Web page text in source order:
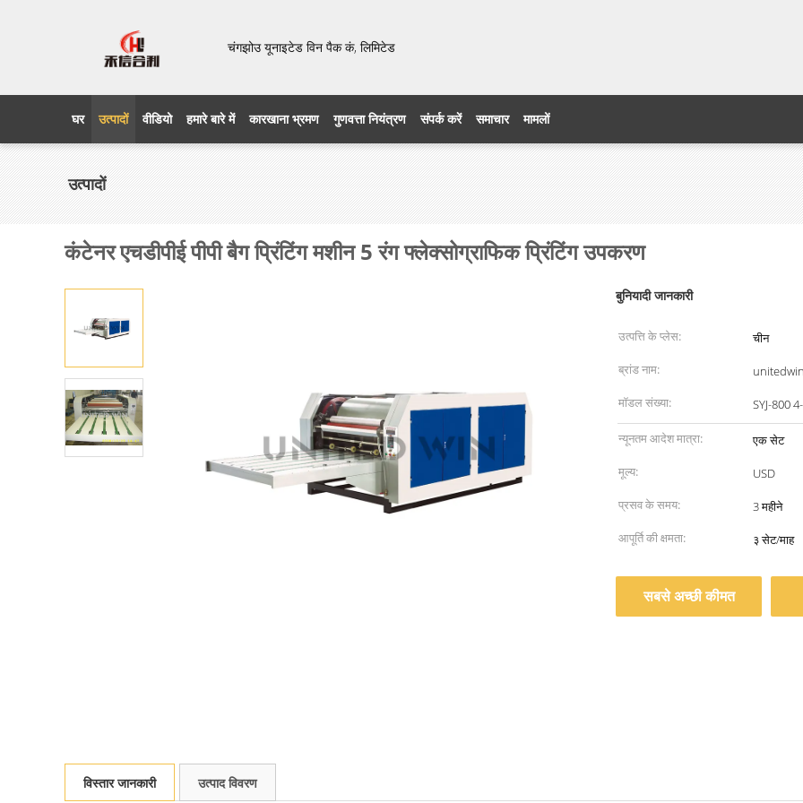
चंगझोउ यूनाइटेड विन पैक कं, लिमिटेड
घर उत्पादों वीडियो हमारे बारे में कारखाना भ्रमण गुणवत्ता नियंत्रण संपर्क करें समाचार मामलों
उत्पादों
कंटेनर एचडीपीई पीपी बैग प्रिंटिंग मशीन 5 रंग फ्लेक्सोग्राफिक प्रिंटिंग उपकरण
बुनियादी जानकारी
उत्पत्ति के प्लेस:
चीन
ब्रांड नाम:
unitedwin
मॉडल संख्या:
SYJ-800
न्यूनतम आदेश मात्रा:
एक सेट
मूल्य:
USD
प्रसव के समय:
3 महीने
आपूर्ति की क्षमता:
३ सेट/माह
सबसे अच्छी कीमत
विस्तार जानकारी उत्पाद विवरण